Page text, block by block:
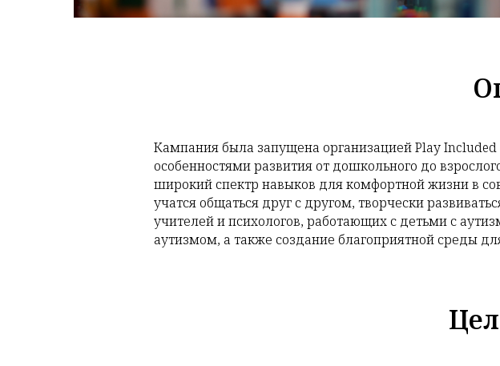
Кампания была запущена организацией Play
особенностями развития от дошкольного до
широкий спектр навыков для комфортной жизни в
учатся общаться друг с другом, творчески
учителей и психологов, работающих с детьми с
аутизмом, а также создание благоприятной среды